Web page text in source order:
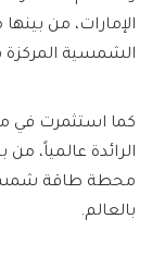
الإمارات، من
الشمسية المركزة
كما استثمرت في
محطة طاقة
بالعالم.